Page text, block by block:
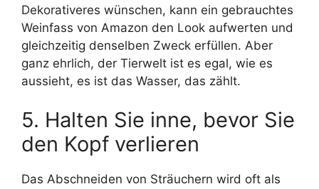
Dekorativeres wünschen, kann ein gebrauchtes
Weinfass von Amazon den Look aufwerten und
gleichzeitig denselben Zweck erfüllen. Aber
ganz ehrlich, der Tierwelt ist es egal, wie es
aussieht, es ist das Wasser, das zählt.
5. Halten Sie inne, bevor Sie
den Kopf verlieren
Das Abschneiden von Sträuchern wird oft als